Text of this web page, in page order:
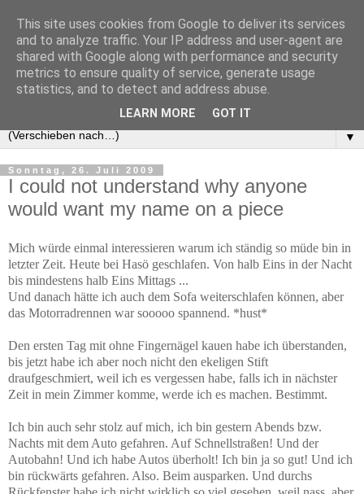
▼
Sonntag, 26. Juli 2009
I could not understand why anyone
would want my name on a piece
Mich würde einmal interessieren warum ich ständig so müde bin in
letzter Zeit. Heute bei Hasö geschlafen. Von halb Eins in der Nacht
bis mindestens halb Eins Mittags ...
Und danach hätte ich auch dem Sofa weiterschlafen können, aber
das Motorradrennen war sooooo spannend. *hust*
Den ersten Tag mit ohne Fingernägel kauen habe ich überstanden,
bis jetzt habe ich aber noch nicht den ekeligen Stift
draufgeschmiert, weil ich es vergessen habe, falls ich in nächster
Zeit in mein Zimmer komme, werde ich es machen. Bestimmt.
Ich bin auch sehr stolz auf mich, ich bin gestern Abends bzw.
Nachts mit dem Auto gefahren. Auf Schnellstraßen! Und der
Autobahn! Und ich habe Autos überholt! Ich bin ja so gut! Und ich
bin rückwärts gefahren. Also. Beim ausparken. Und durchs
This site uses cookies from Google to deliver its services
and to analyze traffic. Your IP address and user-agent are
shared with Google along with performance and security
metrics to ensure quality of service, generate usage
statistics, and to detect and address abuse.
LEARN MORE GOT IT